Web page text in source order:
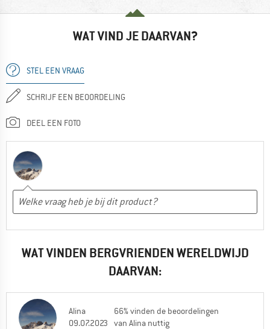
WAT VIND JE DAARVAN?
STEL EEN VRAAG
SCHRIJF EEN BEOORDELING
DEEL EEN FOTO
WAT VINDEN BERGVRIENDEN WERELDWIJD
DAARVAN:
Alina
09.07.2023
66% vinden de beoordelingen
van Alina nuttig